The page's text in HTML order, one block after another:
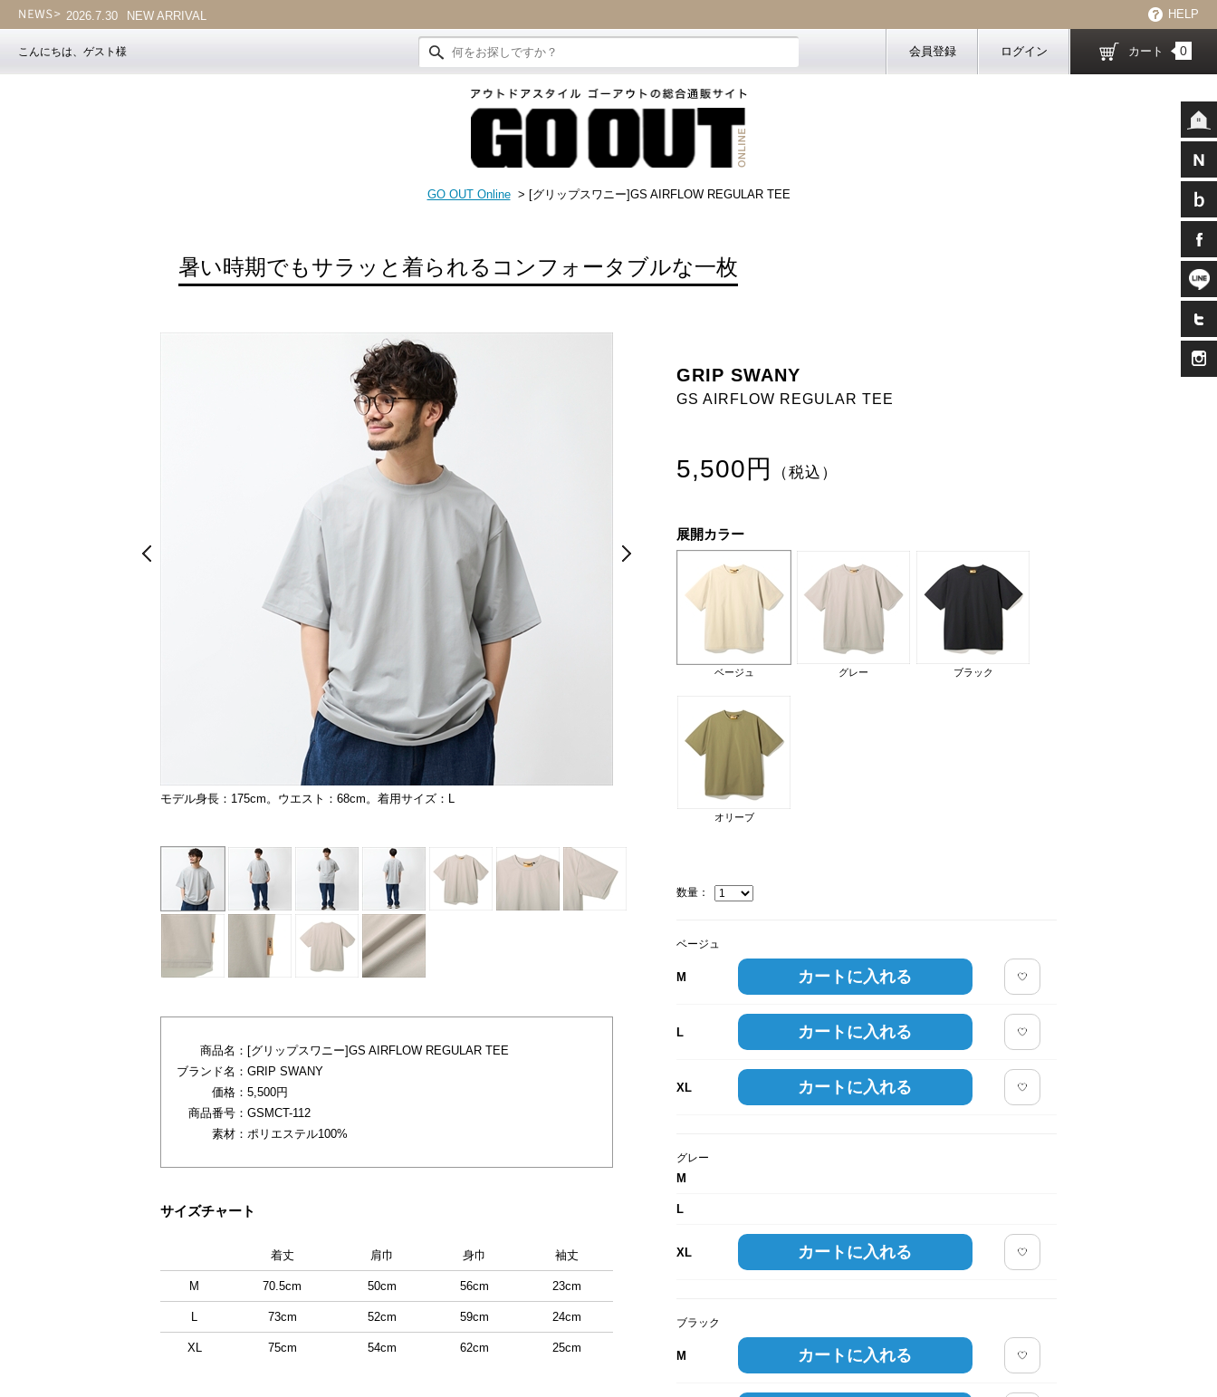
2026.7.30 NEW ARRIVAL HELP
こんにちは、ゲスト様 会員登録 ログイン カート 0
GO OUT Online> [グリップスワニー]GS AIRFLOW REGULAR TEE
暑い時期でもサラッと着られるコンフォータブルな一枚
GRIP SWANY
GS AIRFLOW REGULAR TEE
5,500円 （税込）
展開カラー
ベージュ グレー ブラック
オリーブ
数量：
ベージュ
M カートに入れる
L カートに入れる
XL カートに入れる
グレー
M
L
XL カートに入れる
ブラック
M カートに入れる
モデル身長：175cm。ウエスト：68cm。着用サイズ：L モデル身長：175cm。ウエスト：68cm。着用サイズ：L
ベージュ
商品名： [グリップスワニー]GS AIRFLOW REGULAR TEE
ブランド名： GRIP SWANY
価格： 5,500円
商品番号： GSMCT-112
素材： ポリエステル100%
サイズチャート
着丈 肩巾 身巾 袖丈
M 70.5cm 50cm 56cm 23cm
L 73cm 52cm 59cm 24cm
XL 75cm 54cm 62cm 25cm